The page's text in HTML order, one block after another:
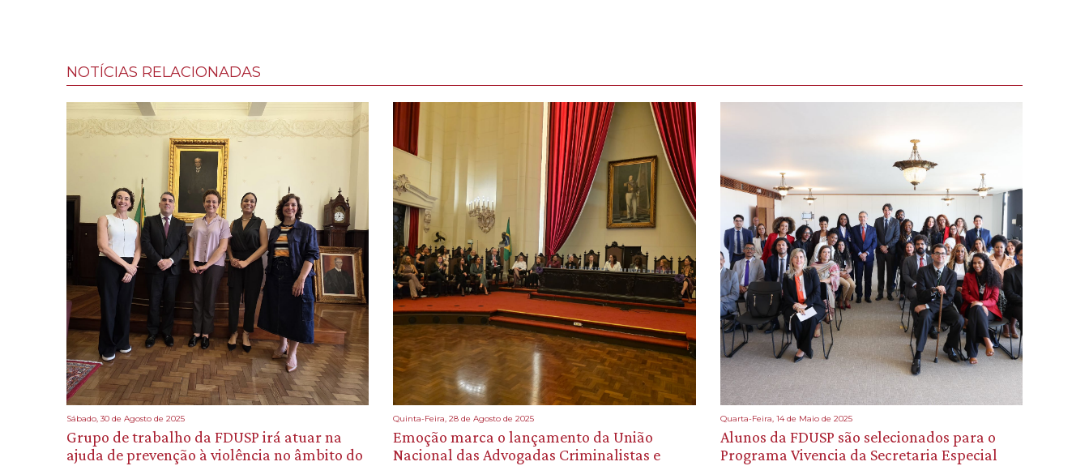
NOTÍCIAS RELACIONADAS
Sábado, 30 de Agosto de 2025
Grupo de trabalho da FDUSP irá atuar na
ajuda de prevenção à violência no âmbito do
Quinta-Feira, 28 de Agosto de 2025
Emoção marca o lançamento da União
Nacional das Advogadas Criminalistas e
Quarta-Feira, 14 de Maio de 2025
Alunos da FDUSP são selecionados para o
Programa Vivencia da Secretaria Especial